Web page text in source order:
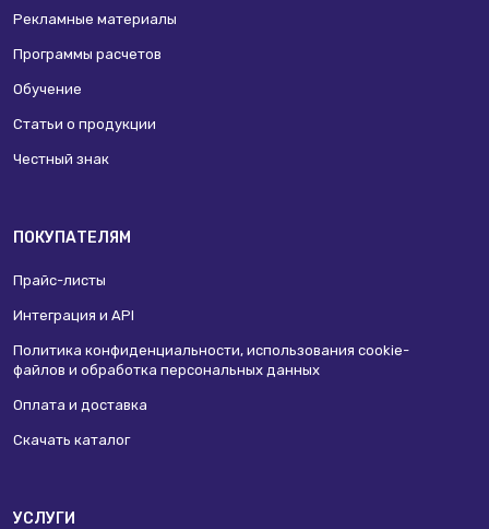
Рекламные материалы
Программы расчетов
Обучение
Статьи о продукции
Честный знак
ПОКУПАТЕЛЯМ
Прайс-листы
Интеграция и API
Политика конфиденциальности, использования сookie-
файлов и обработка персональных данных
Оплата и доставка
Скачать каталог
УСЛУГИ